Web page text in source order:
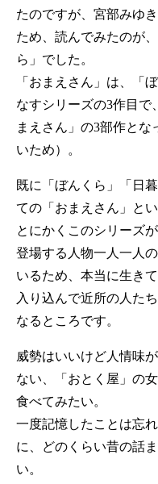
たのですが、宮部みゆ
ため、読んでみたのが
ら」でした。
「おまえさん」は、「
なすシリーズの3作目で
まえさん」の3部作と
いため）。
既に「ぼんくら」「日
ての「おまえさん」と
とにかくこのシリーズ
登場する人物一人一人
いるため、本当に生き
入り込んで近所の人た
なるところです。
威勢はいいけど人情味
ない、「おとく屋」の
食べてみたい。
一度記憶したことは忘
に、どのくらい昔の話
い。